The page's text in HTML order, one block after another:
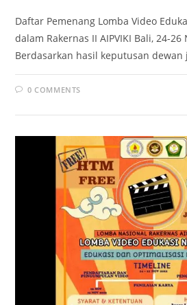
Daftar Pemenang Lomba Video
dalam Rakernas II AIPVIKI Bali, 24-
Berdasarkan hasil keputusan
0 COMMENTS